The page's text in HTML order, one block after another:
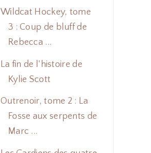
Wildcat Hockey, tome
3 : Coup de bluff de
Rebecca ...
La fin de l'histoire de
Kylie Scott
Outrenoir, tome 2 : La
Fosse aux serpents de
Marc ...